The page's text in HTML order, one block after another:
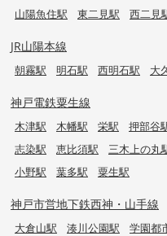
山陽魚住駅
東二見駅 西二見
JR山陽本線
朝霧駅 明石駅 西明石駅 大
神戸電鉄粟生線
木津駅 木幡駅 栄駅 押部谷
志染駅
恵比須駅 三木上の丸
小野駅
葉多駅 粟生駅
神戸市営地下鉄西神・山手線
大倉山駅 湊川公園駅 学園都